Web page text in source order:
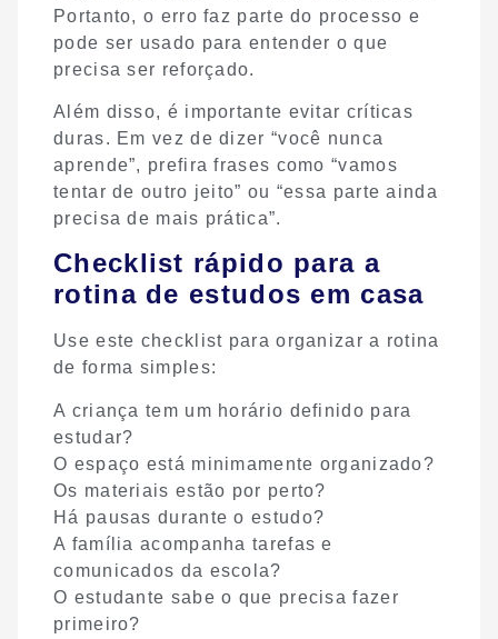
Portanto, o erro faz parte do processo e
pode ser usado para entender o que
precisa ser reforçado.
Além disso, é importante evitar críticas
duras. Em vez de dizer “você nunca
aprende”, prefira frases como “vamos
tentar de outro jeito” ou “essa parte ainda
precisa de mais prática”.
Checklist rápido para a
rotina de estudos em casa
Use este checklist para organizar a rotina
de forma simples:
A criança tem um horário definido para
estudar?
O espaço está minimamente organizado?
Os materiais estão por perto?
Há pausas durante o estudo?
A família acompanha tarefas e
comunicados da escola?
O estudante sabe o que precisa fazer
primeiro?